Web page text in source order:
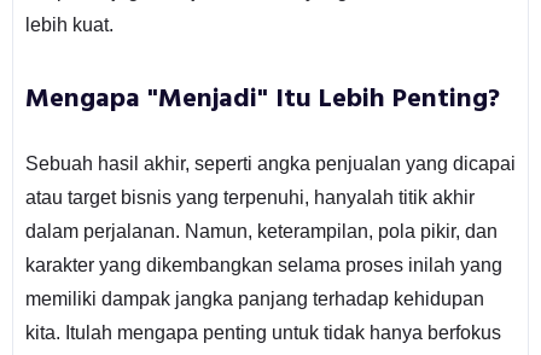
lebih kuat.
Mengapa "Menjadi" Itu Lebih Penting?
Sebuah hasil akhir, seperti angka penjualan yang dicapai
atau target bisnis yang terpenuhi, hanyalah titik akhir
dalam perjalanan. Namun, keterampilan, pola pikir, dan
karakter yang dikembangkan selama proses inilah yang
memiliki dampak jangka panjang terhadap kehidupan
kita. Itulah mengapa penting untuk tidak hanya berfokus